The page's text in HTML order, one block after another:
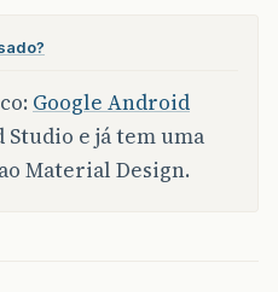
Google Android
e já tem uma
Material Design.